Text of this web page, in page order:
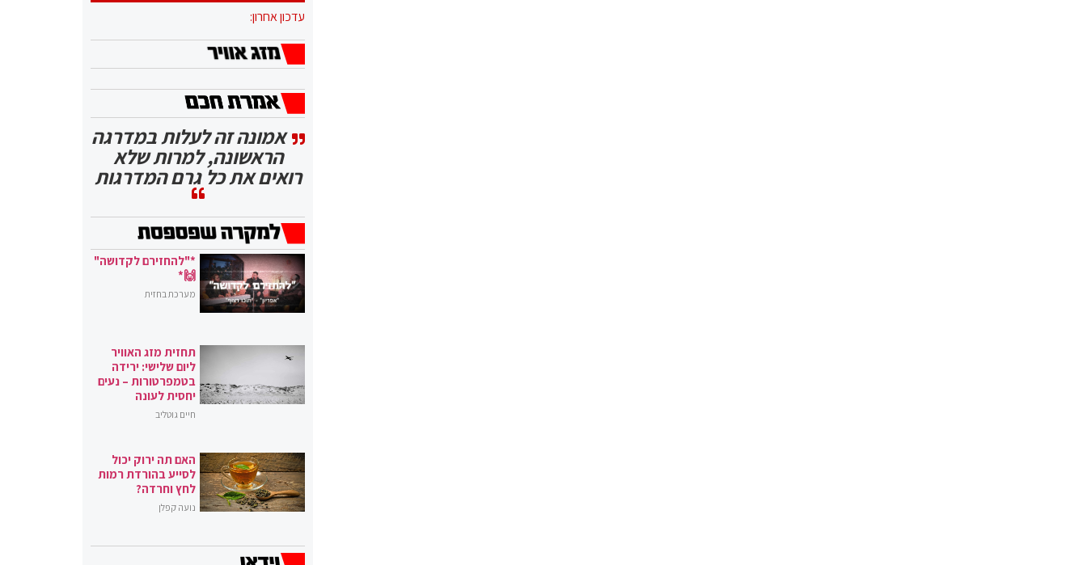
עדכון אחרון:
אמונה זה לעלות במדרגה
הראשונה, למרות שלא
רואים את כל גרם המדרגות
*"להחזירם לקדושה"
🙌*
מערכת בחזית
תחזית מזג האוויר
ליום שלישי: ירידה
בטמפרטורות – נעים
יחסית לעונה
חיים גוטליב
האם תה ירוק יכול
לסייע בהורדת רמות
לחץ וחרדה?
נועה קפלן